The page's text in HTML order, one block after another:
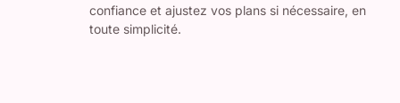
confiance et ajustez vos plans si nécessaire, en
toute simplicité.